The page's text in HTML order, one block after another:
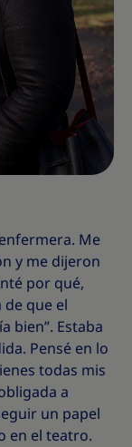
Me
y me dijeron
por qué,
que el
bien”. Estaba
Pensé en lo
todas mis
a
un papel
en el teatro.